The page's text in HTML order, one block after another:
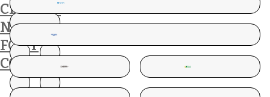
CLIENTS
NOUS
FONT
CONFIANCE